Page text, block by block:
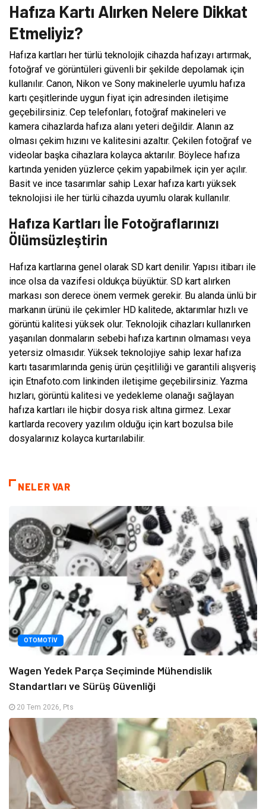
Hafıza Kartı Alırken Nelere Dikkat
Etmeliyiz?
Hafıza kartları her türlü teknolojik cihazda hafızayı artırmak,
fotoğraf ve görüntüleri güvenli bir şekilde depolamak için
kullanılır. Canon, Nikon ve Sony makinelerle uyumlu hafıza
kartı çeşitlerinde uygun fiyat için adresinden iletişime
geçebilirsiniz. Cep telefonları, fotoğraf makineleri ve
kamera cihazlarda hafıza alanı yeteri değildir. Alanın az
olması çekim hızını ve kalitesini azaltır. Çekilen fotoğraf ve
videolar başka cihazlara kolayca aktarılır. Böylece hafıza
kartında yeniden yüzlerce çekim yapabilmek için yer açılır.
Basit ve ince tasarımlar sahip Lexar hafıza kartı yüksek
teknolojisi ile her türlü cihazda uyumlu olarak kullanılır.
Hafıza Kartları İle Fotoğraflarınızı
Ölümsüzleştirin
Hafıza kartlarına genel olarak SD kart denilir. Yapısı itibarı ile
ince olsa da vazifesi oldukça büyüktür. SD kart alırken
markası son derece önem vermek gerekir. Bu alanda ünlü bir
markanın ürünü ile çekimler HD kalitede, aktarımlar hızlı ve
görüntü kalitesi yüksek olur. Teknolojik cihazları kullanırken
yaşanılan donmaların sebebi hafıza kartının olmaması veya
yetersiz olmasıdır. Yüksek teknolojiye sahip lexar hafıza
kartı tasarımlarında geniş ürün çeşitliliği ve garantili alışveriş
için Etnafoto.com linkinden iletişime geçebilirsiniz. Yazma
hızları, görüntü kalitesi ve yedekleme olanağı sağlayan
hafıza kartları ile hiçbir dosya risk altına girmez. Lexar
kartlarda recovery yazılım olduğu için kart bozulsa bile
dosyalarınız kolayca kurtarılabilir.
NELER VAR
OTOMOTIV
Wagen Yedek Parça Seçiminde Mühendislik
Standartları ve Sürüş Güvenliği
20 Tem 2026, Pts